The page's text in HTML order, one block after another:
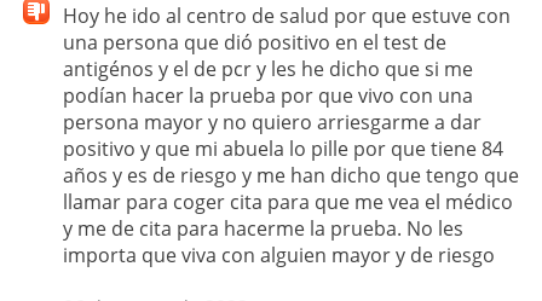
Hoy he ido al centro de salud por que estuve con
una persona que dió positivo en el test de
antigénos y el de pcr y les he dicho que si me
podían hacer la prueba por que vivo con una
persona mayor y no quiero arriesgarme a dar
positivo y que mi abuela lo pille por que tiene 84
años y es de riesgo y me han dicho que tengo que
llamar para coger cita para que me vea el médico
y me de cita para hacerme la prueba. No les
importa que viva con alguien mayor y de riesgo